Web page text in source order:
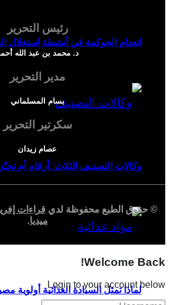
انعدام الحوكمة في أنشطة استغلال
وكالات التصنيف الثلاث: أرقام أم
لماذا تمثل السيادة الغذائية أولوية
رئيس التحرير
د. محمد بن عبد الله
مدير التحرير
بسام المسلماني
سكرتير التحرير
عصام زيدان
© حقوق الطبع محفوظة لدي قراءات
ميديا.
Welcome Back!
Login to your account below